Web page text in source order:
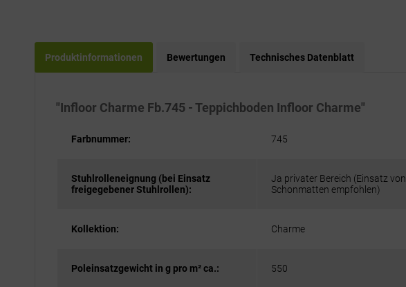
Produktinformationen Bewertungen Technisches Datenblatt
"Infloor Charme Fb.745 - Teppichboden Infloor Charme"
Farbnummer: 745
Stuhlrolleneignung (bei Einsatz
freigegebener Stuhlrollen):
Ja privater Bereich (Einsatz von
Schonmatten empfohlen)
Kollektion: Charme
Poleinsatzgewicht in g pro m² ca.: 550